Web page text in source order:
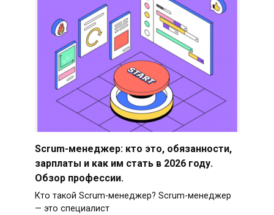
Scrum-менеджер: кто это, обязанности,
зарплаты и как им стать в 2026 году.
Обзор профессии.
Кто такой Scrum-менеджер? Scrum-менеджер
— это специалист